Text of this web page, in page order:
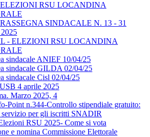
RSU LOCANDINA
SINDACALE N. 13 - 31
- ELEZIONI RSU LOCANDINA
sindacale ANIEF 10/04/25
sindacale GILDA 02/04/25
sindacale Cisl 02/04/25
4 aprile 2025
Marzo 2025, 4
Point n.344-Controllo stipendiale gratuito:
servizio per gli iscritti SNADIR
RSU 2025- Come si vota
e nomina Commissione Elettorale